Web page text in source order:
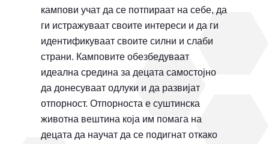
кампови учат да се потпираат на себе, да
ги истражуваат своите интереси и да ги
идентификуваат своите силни и слаби
страни. Камповите обезбедуваат
идеална средина за децата самостојно
да донесуваат одлуки и да развијат
отпорност. Отпорноста е суштинска
животна вештина која им помага на
децата да научат да се подигнат откако